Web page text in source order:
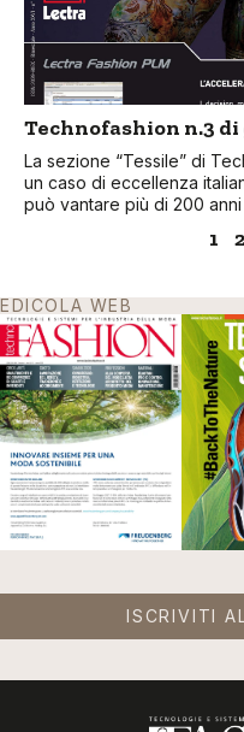
Technofashion n.3
La sezione “Tessile” di
un caso di eccellenza
può vantare più di 200
1 2
EDICOLA WEB
ISCRIVITI